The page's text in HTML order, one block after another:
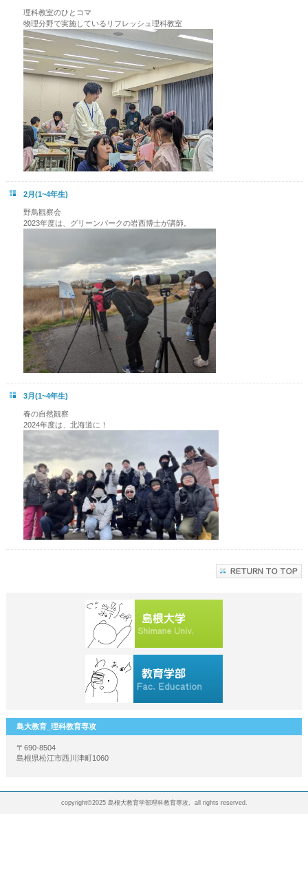
理科教室のひとコマ
物理分野で実施しているリフレッシュ理科教室
2月(1~4年生)
野鳥観察会
2023年度は、グリーンパークの岩西博士が講師。
3月(1~4年生)
春の自然観察
2024年度は、北海道に！
島大教育_理科教育専攻
〒690-8504
島根県松江市西川津町1060
copyright©2025 島根大教育学部理科教育専攻, all rights reserved.